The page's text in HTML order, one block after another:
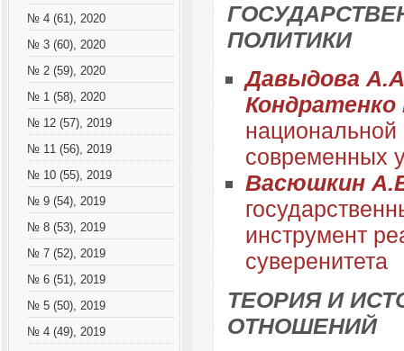
№ 4 (61), 2020
№ 3 (60), 2020
№ 2 (59), 2020
№ 1 (58), 2020
№ 12 (57), 2019
№ 11 (56), 2019
№ 10 (55), 2019
№ 9 (54), 2019
№ 8 (53), 2019
№ 7 (52), 2019
№ 6 (51), 2019
№ 5 (50), 2019
№ 4 (49), 2019
ПОЛИТИКИ
Давыдова
национальной
современных
Васюшкин
инструмент
суверенитета
ТЕОРИЯ И
ОТНОШЕНИЙ